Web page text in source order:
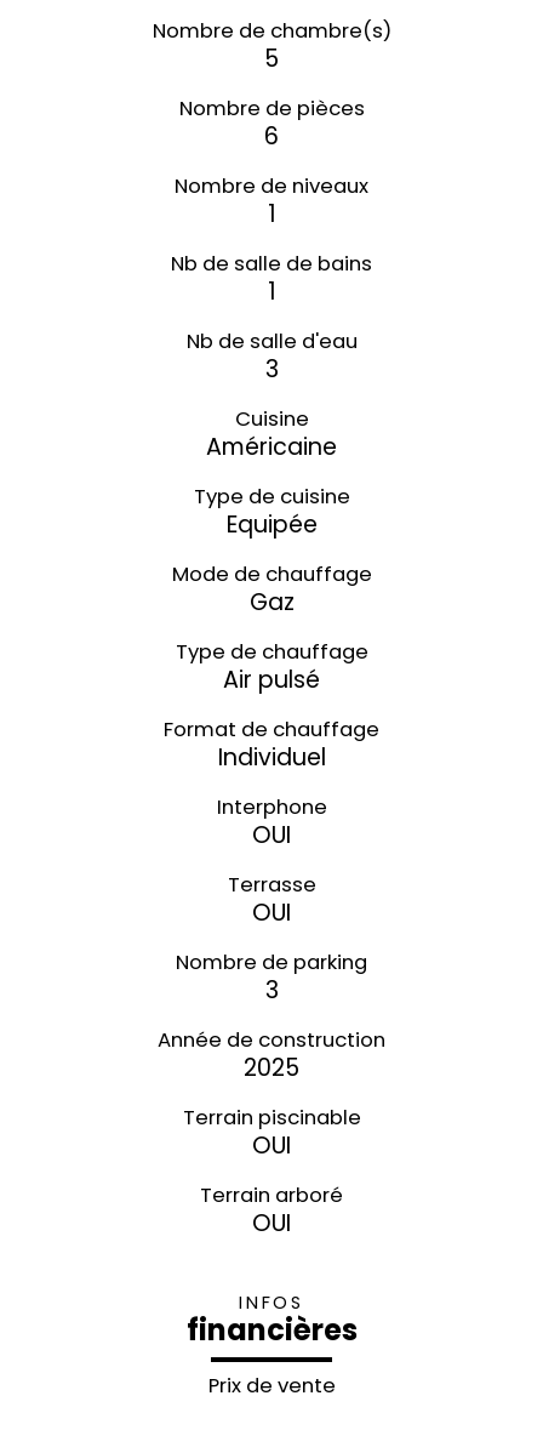
Nombre de chambre(s)
5
Nombre de pièces
6
Nombre de niveaux
1
Nb de salle de bains
1
Nb de salle d'eau
3
Cuisine
Américaine
Type de cuisine
Equipée
Mode de chauffage
Gaz
Type de chauffage
Air pulsé
Format de chauffage
Individuel
Interphone
OUI
Terrasse
OUI
Nombre de parking
3
Année de construction
2025
Terrain piscinable
OUI
Terrain arboré
OUI
INFOS
financières
Prix de vente